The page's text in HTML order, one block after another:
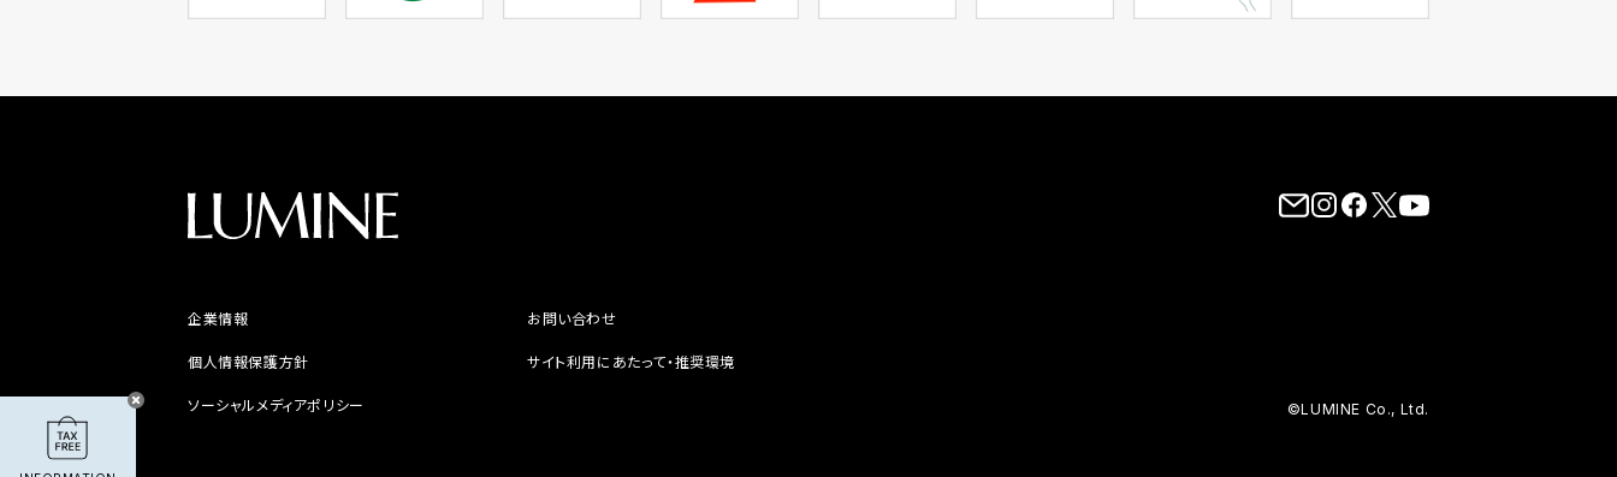
企業情報
個人情報保護方針
ソーシャルメディアポリシー
お問い合わせ
サイト利用にあたって・推奨環境
©LUMINE Co., Ltd.